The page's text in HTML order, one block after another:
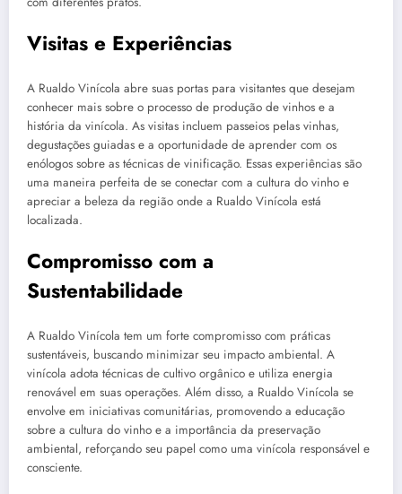
Visitas e Experiências
A Rualdo Vinícola abre suas portas para visitantes que desejam
conhecer mais sobre o processo de produção de vinhos e a
história da vinícola. As visitas incluem passeios pelas vinhas,
degustações guiadas e a oportunidade de aprender com os
enólogos sobre as técnicas de vinificação. Essas experiências são
uma maneira perfeita de se conectar com a cultura do vinho e
apreciar a beleza da região onde a Rualdo Vinícola está
localizada.
Compromisso com a
Sustentabilidade
A Rualdo Vinícola tem um forte compromisso com práticas
sustentáveis, buscando minimizar seu impacto ambiental. A
vinícola adota técnicas de cultivo orgânico e utiliza energia
renovável em suas operações. Além disso, a Rualdo Vinícola se
envolve em iniciativas comunitárias, promovendo a educação
sobre a cultura do vinho e a importância da preservação
ambiental, reforçando seu papel como uma vinícola responsável e
consciente.